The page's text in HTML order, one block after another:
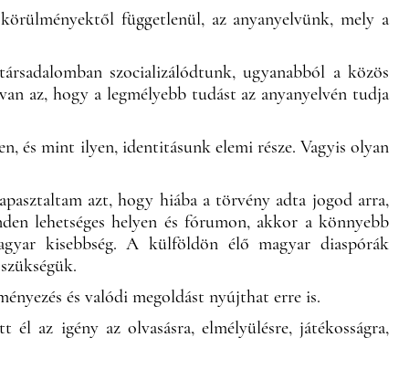
függetlenül, az anyanyelvünk, mely a
szocializálódtunk, ugyanabból a közös
az, hogy a legmélyebb tudást az anyanyelvén tudja
és mint ilyen, identitásunk elemi része. Vagyis olyan
azt, hogy hiába a törvény adta jogod arra,
lehetséges helyen és fórumon, akkor a könnyebb
kisebbség. A külföldön élő magyar diaspórák
és valódi megoldást nyújthat erre is.
az igény az olvasásra, elmélyülésre, játékosságra,